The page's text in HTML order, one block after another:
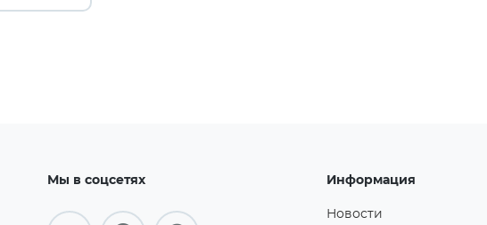
Мы в соцсетях Информация
Новости